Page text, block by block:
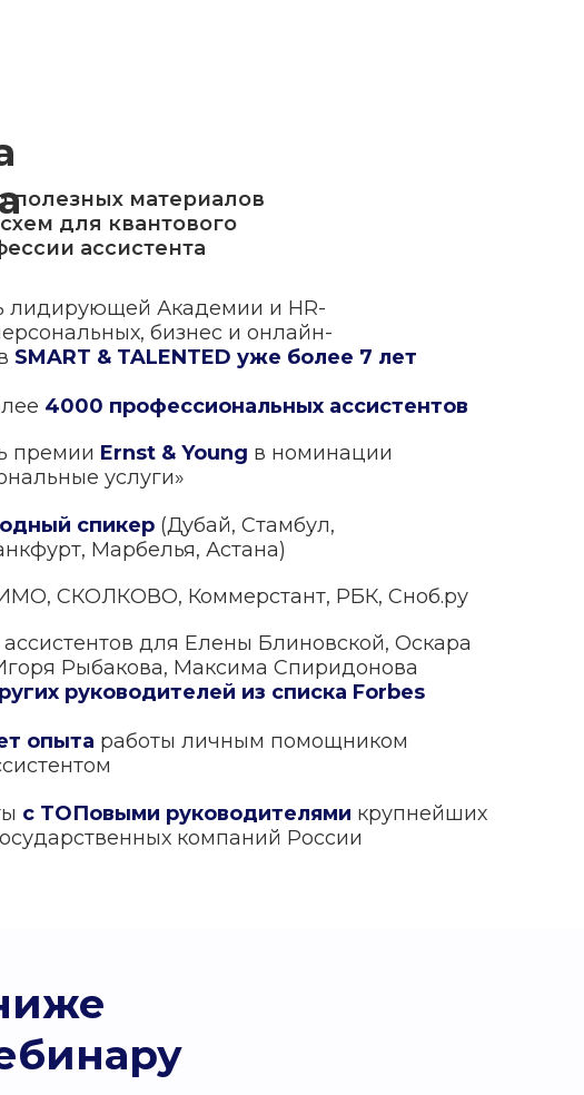
полезных материалов
для квантового
ассистента
лидирующей Академии и HR-
бизнес и онлайн-
SMART & TALENTED уже более 7 лет
4000 профессиональных ассистентов
премии Ernst & Young в номинации
услуги»
спикер (Дубай, Стамбул,
Марбелья, Астана)
СКОЛКОВО, Коммерстант, РБК, Сноб.ру
для Елены Блиновской, Оскара
Рыбакова, Максима Спиридонова
руководителей из списка Forbes
опыта работы личным помощником
с ТОПовыми руководителями крупнейших
компаний России